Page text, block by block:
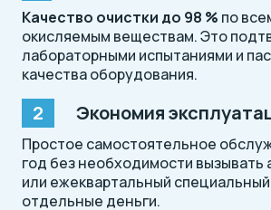
Качество очистки до 98 % по
окисляемым веществам. Это
лабораторными испытаниями и
качества оборудования.
Экономия
Простое самостоятельное
год без необходимости вызывать
или ежеквартальный специальный
отдельные деньги.